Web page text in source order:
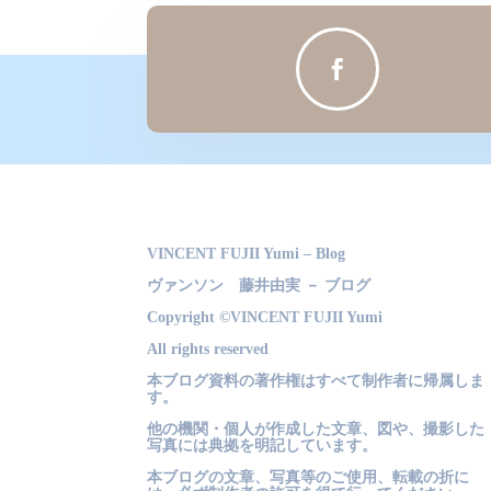

VINCENT FUJII Yumi – Blog
ヴァンソン 藤井由実 － ブログ
Copyright ©VINCENT FUJII Yumi
All rights reserved
本ブログ資料の著作権はすべて制作者に帰属しま
す。
他の機関・個人が作成した文章、図や、撮影した
写真には典拠を明記しています。
本ブログの文章、写真等のご使用、転載の折に